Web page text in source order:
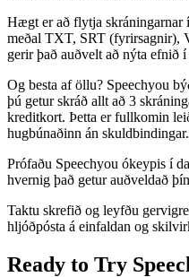
Hægt er að flytja skráningarnar
meðal TXT, SRT (fyrirsagnir),
gerir það auðvelt að nýta efnið
Og besta af öllu? Speechyou
þú getur skráð allt að 3
kreditkort. Þetta er fullkomin
hugbúnaðinn án skuldbindingar.
Prófaðu Speechyou ókeypis í
hvernig það getur auðveldað
Taktu skrefið og leyfðu
hljóðpósta á einfaldan og
Ready to Try